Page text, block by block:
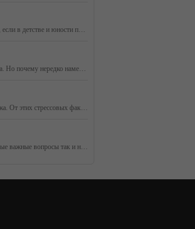
Насколько важен качественный сон, мы начинаем понимать, когда уходит способность мгновенно засыпать и просыпаться с энергией вновь заряженной батарейки. И, если в детстве и юности приходилось даже сопротивляться этому, как казалось тогда, вору нашего времени, то с возрастом воспринимаем его как благ
Необходимость принять и полюбить себя сегодня осознают многие. Ведь без этого вряд ли получится быть счастливым человеком, даже находясь на вершине успеха. Но почему нередко намерение изменить отношение к себе не приводит к результату? Неужели полюбить себя так сложно?
Резкие перепады температур, мороз, ветер, сухой воздух помещений - неизменные спутники холодного времени года. Мы к ним легко адаптируемся. Но не наша кожа. От этих стрессовых факторов она может серьезно пострадать. Что предпринять, чтобы этого не случилось? Что нужно коже зимой?
У каждого занятого человека есть определенные планы на день. Хорошо, если все задуманное удается осуществить. Но, бывает, к концу дня выясняется, что некоторые важные вопросы так и не удалось закрыть – то ли прошли мимо внимания, то ли сил не хватило. Как научиться успевать многое, не забывая о глав